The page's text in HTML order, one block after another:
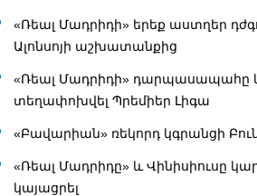
«Ռեալ Մադրիդի» երեք աստղեր
Ալոնսոյի աշխատանքից
«Ռեալ Մադրիդի» դարպասապահը
տեղափոխվել Պրեմիեր Լիգա
«Բավարիան» ռեկորդ կգրանցի
«Ռեալ Մադրիդը» և Վինիսիուսը
կայացրել